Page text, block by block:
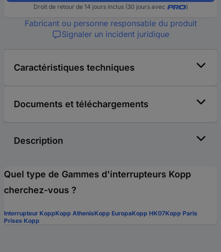
Droit de retour de 14 jours inclus (30 jours avec )
Fabricant ou personne responsable du produit
Signaler un incident juridique
Caractéristiques techniques
Documents et téléchargements
Description
Quel type de Gammes d'interrupteurs Kopp
cherchez-vous ?
Interrupteur KoppKopp AthenisKopp EuropaKopp HK07Kopp Paris
Prises Kopp